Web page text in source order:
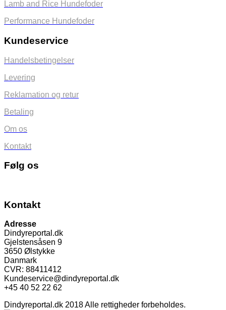
Lamb and Rice Hundefoder
Performance Hundefoder
Kundeservice
Handelsbetingelser
Levering
Reklamation og retur
Betaling
Om os
Kontakt
Følg os
Kontakt
Adresse
Dindyreportal.dk
Gjelstensåsen 9
3650 Ølstykke
Danmark
CVR: 88411412
Kundeservice@dindyreportal.dk
+45 40 52 22 62
Dindyreportal.dk 2018 Alle rettigheder forbeholdes.